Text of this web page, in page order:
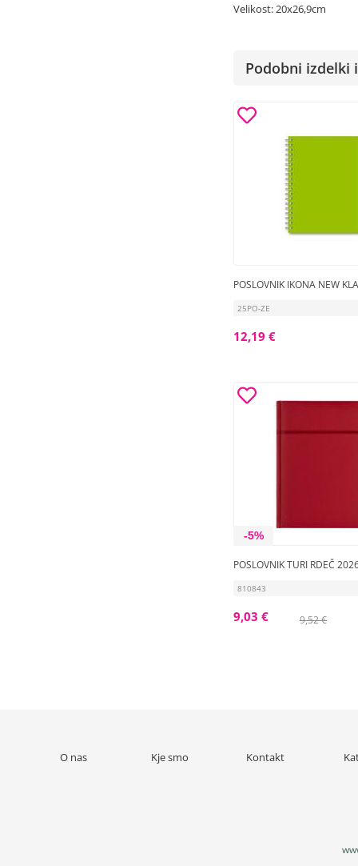
Velikost: 20x26,9cm
Podobni izdelki
POSLOVNIK IKONA NEW
25PO-ZE
12,19 €
-5%
POSLOVNIK TURI RDEČ
810843
9,52 €
9,03 €
O nas Kje smo Kontakt